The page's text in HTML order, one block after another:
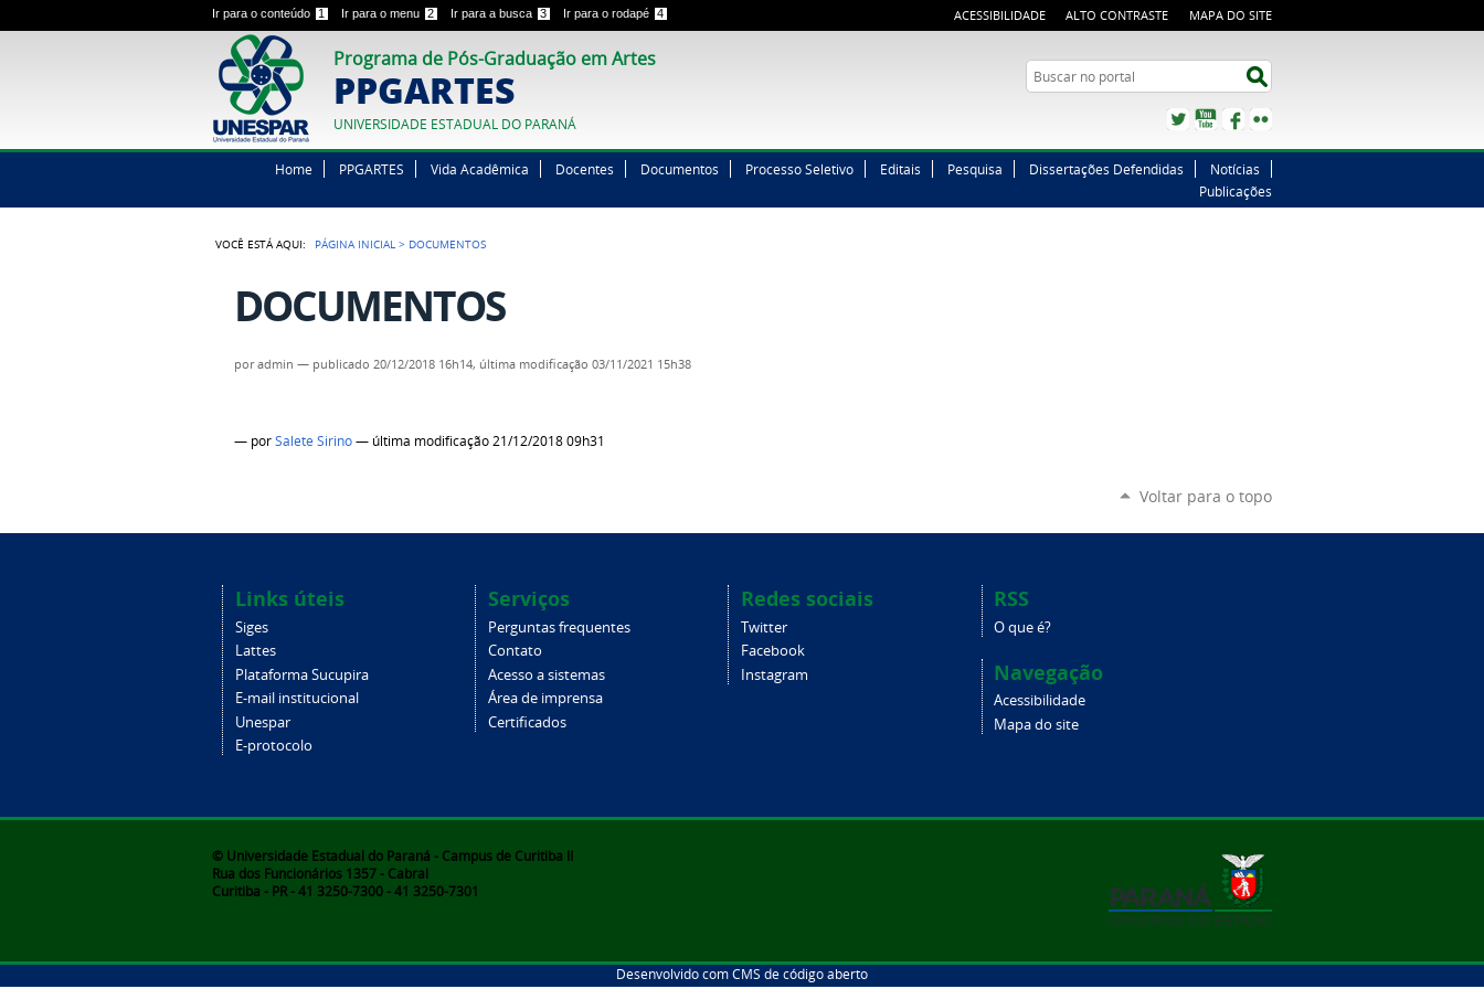
Ir para o conteúdo 1 Ir para o menu 2 Ir para a busca 3 Ir para o rodapé 4 ACESSIBILIDADE ALTO CONTRASTE MAPA DO SITE
Programa de Pós-Graduação em Artes
PPGARTES
UNIVERSIDADE ESTADUAL DO PARANÁ
Buscar no portal
TwitterYouTubeFacebook
Home PPGARTES Vida Acadêmica Docentes Documentos Processo Seletivo Editais Pesquisa Dissertações Defendidas
Notícias
Publicações
VOCÊ ESTÁ AQUI: PÁGINA INICIAL > DOCUMENTOS
DOCUMENTOS
poradmin — publicado 20/12/2018 16h14, última modificação 03/11/2021 15h38
— porSalete Sirino— última modificação 21/12/2018 09h31
Voltar para o topo
Links úteis
Siges
Lattes
Plataforma Sucupira
E-mail institucional
Unespar
E-protocolo
Serviços
Perguntas frequentes
Contato
Acesso a sistemas
Área de imprensa
Certificados
Redes sociais
Twitter
Facebook
Instagram
RSS
O que é?
Navegação
Acessibilidade
Mapa do site
© Universidade Estadual do Paraná - Campus de Curitiba II
Rua dos Funcionários 1357 - Cabral
Curitiba - PR - 41 3250-7300 - 41 3250-7301
Desenvolvido com CMS de código aberto